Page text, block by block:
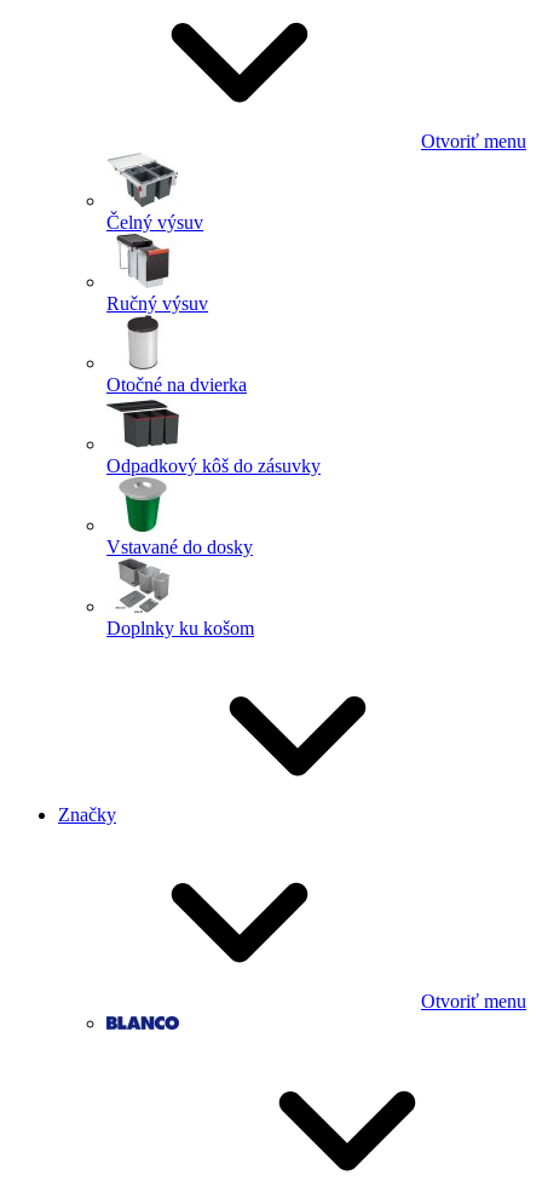
Otvoriť menu
Čelný výsuv
Ručný výsuv
Otočné na dvierka
Odpadkový kôš do zásuvky
Vstavané do dosky
Doplnky ku košom
Značky
Otvoriť menu